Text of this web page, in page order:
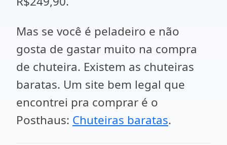
Mas se você é peladeiro e não
gosta de gastar muito na compra
de chuteira. Existem as chuteiras
baratas. Um site bem legal que
encontrei pra comprar é o
Posthaus: Chuteiras baratas.